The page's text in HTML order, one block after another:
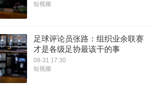
短视频
足球评论员张路：组织业余联赛
才是各级足协最该干的事
08-31 17:30
短视频